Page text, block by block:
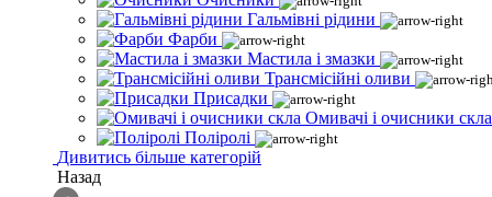
Гальмівні рідини
Фарби
Мастила і змазки
Трансмісійні оливи
Присадки
Омивачі і очисники скла
Поліролі
Дивитись більше категорій
Назад